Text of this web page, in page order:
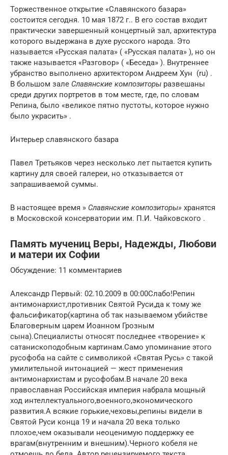
Торжественное открытие «Славянского базара»
состоится сегодня. 10 мая 1872 г.. В его состав входит
практически завершенный концертный зал, архитектура
которого выдержана в духе русского народа. Это
называется «Русская палата» ( «Русская палата» ), но он
также называется «Разговор» ( «Беседа» ). Внутреннее
убранство выполнено архитектором Андреем Хун (ru) .
В большом зале Славянские композиторы развешаны
среди других портретов в том месте, где, по словам
Репина, было «великое пятно пустоты, которое нужно
было украсить» .
Интерьер славянского базара
Павел Третьяков через несколько лет пытается купить
картину для своей галереи, но отказывается от
запрашиваемой суммы.
В настоящее время » Славянские композиторы» хранятся
в Московской консерватории им. П.И. Чайковского .
Память мучениц Веры, Надежды, Любови
и матери их Софии
Обсуждение: 11 комментариев
Александр Первый: 02.10.2009 в 00:00Слабо!Репин
антимонархист,противник Святой Руси,да к тому же
фальсификатор(картина об так называемом убийстве
Благоверным царем Иоанном Грозным
сына).Специалисты относят последнее «творение» к
сатанископодобным картинам.Само упоминание этого
русофоба на сайте с символикой «Святая Русь» с такой
умилительной интонацией — жест применения
антимонархистам и русофобам.В начале 20 века
православная Российская империя набрала мощный
ход интеллектуального,военного,экономического
развития.А всякие горькие,чеховы,репины видели в
Святой Руси конца 19 и начала 20 века только
плохое,чем оказывали неоценимую поддержку ее
врагам(внутренним и внешним).Черного кобеля не